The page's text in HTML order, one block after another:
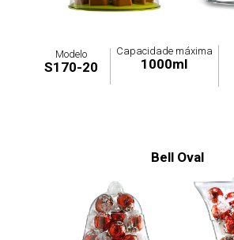
Modelo
S170-20
Capacidade máxima
1000ml
Bell Oval